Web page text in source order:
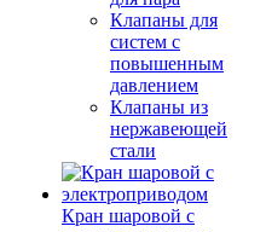
Клапаны для
систем с
повышенным
давлением
Клапаны из
нержавеющей
стали
Кран шаровой с